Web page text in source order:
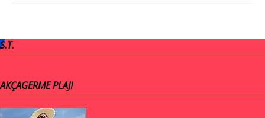
S.T.
AKÇAGERME PLAJI